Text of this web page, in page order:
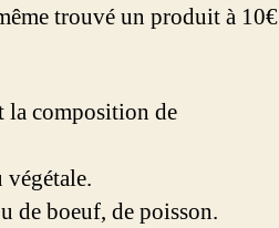
trouvé un produit à 10€
la composition de
végétale.
de boeuf, de poisson.